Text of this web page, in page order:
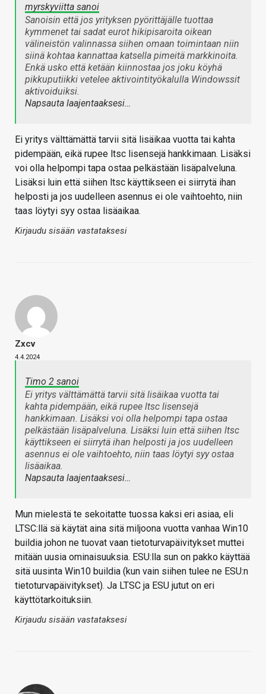
myrskyviitta sanoi
Sanoisin että jos yrityksen pyörittäjälle tuottaa
kymmenet tai sadat eurot hikipisaroita oikean
välineistön valinnassa siihen omaan toimintaan niin
siinä kohtaa kannattaa katsella pimeitä markkinoita.
Enkä usko että ketään kiinnostaa jos joku köyhä
pikkuputiikki vetelee aktivointityökalulla Windowssit
aktivoiduiksi.
Napsauta laajentaaksesi…
Ei yritys välttämättä tarvii sitä lisäikaa vuotta tai kahta
pidempään, eikä rupee ltsc lisensejä hankkimaan. Lisäksi
voi olla helpompi tapa ostaa pelkästään lisäpalveluna.
Lisäksi luin että siihen ltsc käyttikseen ei siirrytä ihan
helposti ja jos uudelleen asennus ei ole vaihtoehto, niin
taas löytyi syy ostaa lisäaikaa.
Kirjaudu sisään vastataksesi
Zxcv
4.4.2024
Timo 2 sanoi
Ei yritys välttämättä tarvii sitä lisäikaa vuotta tai
kahta pidempään, eikä rupee ltsc lisensejä
hankkimaan. Lisäksi voi olla helpompi tapa ostaa
pelkästään lisäpalveluna. Lisäksi luin että siihen ltsc
käyttikseen ei siirrytä ihan helposti ja jos uudelleen
asennus ei ole vaihtoehto, niin taas löytyi syy ostaa
lisäaikaa.
Napsauta laajentaaksesi…
Mun mielestä te sekoitatte tuossa kaksi eri asiaa, eli
LTSC:llä sä käytät aina sitä miljoona vuotta vanhaa Win10
buildia johon ne tuovat vaan tietoturvapäivitykset muttei
mitään uusia ominaisuuksia. ESU:lla sun on pakko käyttää
sitä uusinta Win10 buildia (kun vain siihen tulee ne ESU:n
tietoturvapäivitykset). Ja LTSC ja ESU jutut on eri
käyttötarkoituksiin.
Kirjaudu sisään vastataksesi